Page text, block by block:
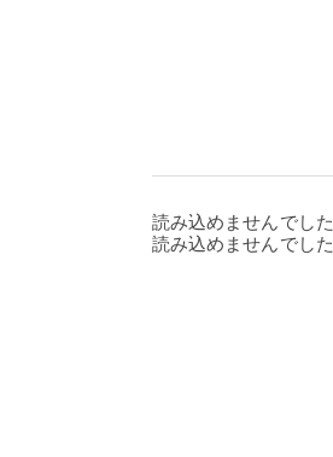
読み込めませんでした
読み込めませんでした